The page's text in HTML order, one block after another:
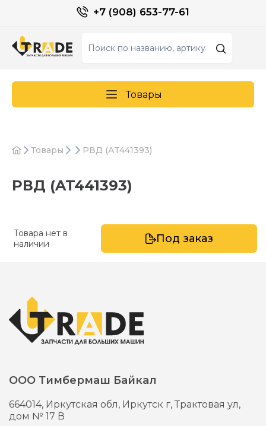
+7 (908) 653-77-61
Товары
Товары РВД (AT441393)
РВД (AT441393)
Товара нет в
наличии
Под заказ
ООО Тимбермаш Байкал
664014, Иркутская обл, Иркутск г,Трактовая ул,
дом № 17 В